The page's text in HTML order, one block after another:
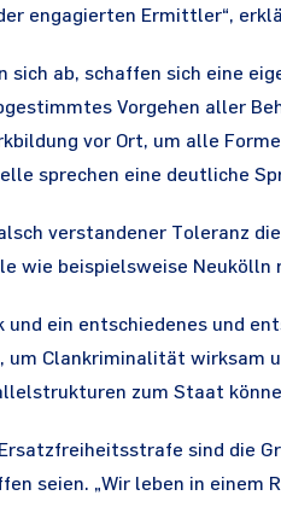
engagierten Ermittler“,
ab, schaffen sich eine
Vorgehen aller
vor Ort, um alle
sprechen eine deutliche
verstandener Toleranz
wie beispielsweise
ein entschiedenes und
Clankriminalität wirksam
zum Staat
sind die
seien. „Wir leben in einem